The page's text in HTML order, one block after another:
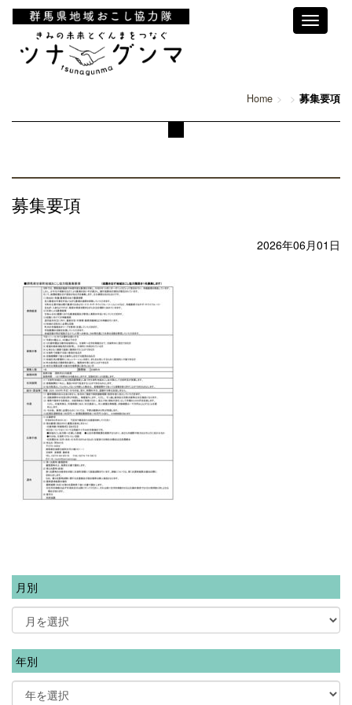
Toggle
Home 募集要項
募集要項
2026年06月01日
月別
年別